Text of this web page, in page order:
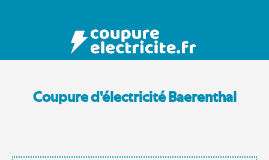
Coupure d'électricité Baerenthal